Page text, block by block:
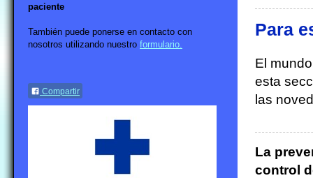
paciente
También puede ponerse en contacto con
nosotros utilizando nuestro formulario.
Compartir
Para
El
esta
las
La
control